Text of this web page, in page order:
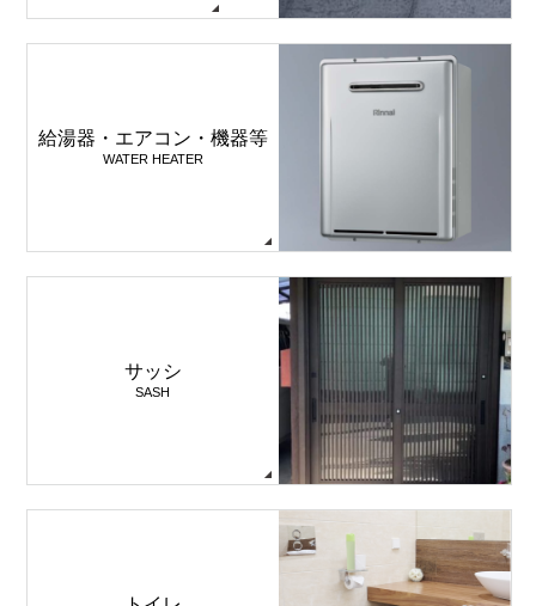
給湯器・エアコン・機器等
WATER HEATER
サッシ
SASH